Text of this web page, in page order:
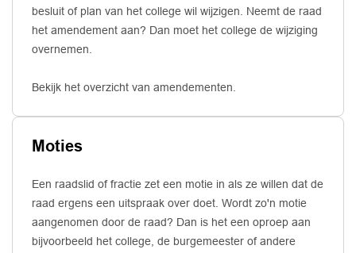
besluit of plan van het college wil wijzigen. Neemt de raad
het amendement aan? Dan moet het college de wijziging
overnemen.
Bekijk het overzicht van amendementen.
Moties
Een raadslid of fractie zet een motie in als ze willen dat de
raad ergens een uitspraak over doet. Wordt zo'n motie
aangenomen door de raad? Dan is het een oproep aan
bijvoorbeeld het college, de burgemeester of andere